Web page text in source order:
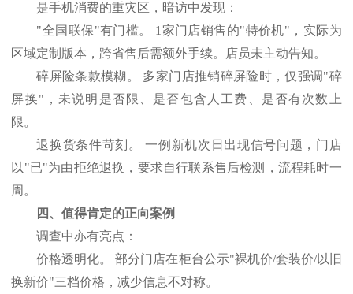
是手机消费的重灾区，暗访中发现：
"全国联保"有门槛。 1家门店销售的"特价机"，实际为
区域定制版本，跨省售后需额外手续。店员未主动告知。
碎屏险条款模糊。
多家门店推销碎屏险时，仅强调"碎
屏换"，未说明是否限、是否包含人工费、是否有次数上
限。
退换货条件苛刻。
一例新机次日出现信号问题，门店
以 "已"为由拒绝退换，要求自行联系售后检测，流程耗时一
周。
四、值得肯定的正向案例
调查中亦有亮点：
价格透明化。
部分门店在柜台公示"裸机价/套装价/以旧
换新价"三档价格，减少信息不对称。